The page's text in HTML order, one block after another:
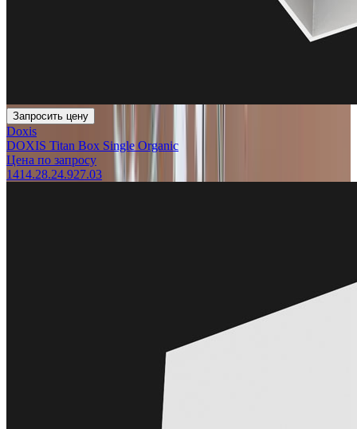
Запросить цену
Doxis
DOXIS Titan Box Single Organic
Цена по запросу
1414.28.24.927.03